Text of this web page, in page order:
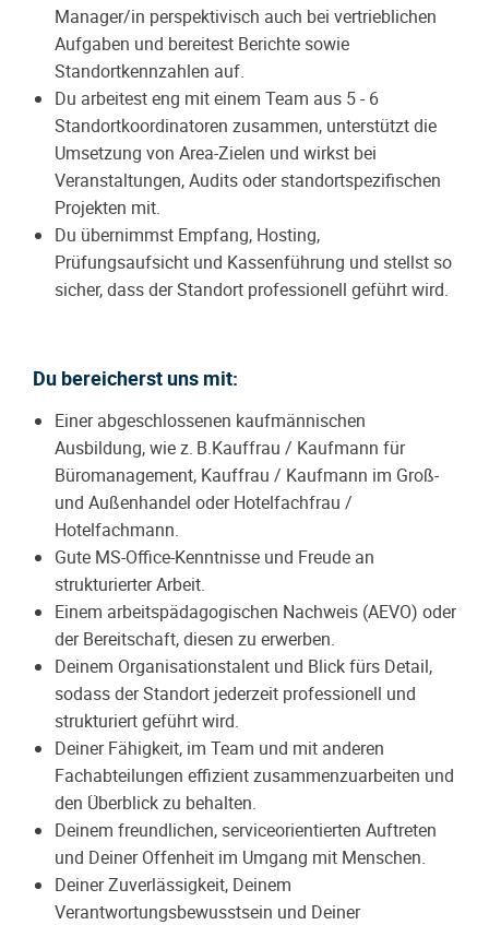
Manager/in perspektivisch auch bei vertrieblichen
Aufgaben und bereitest Berichte sowie
Standortkennzahlen auf.
Du arbeitest eng mit einem Team aus 5 - 6
Standortkoordinatoren zusammen, unterstützt die
Umsetzung von Area-Zielen und wirkst bei
Veranstaltungen, Audits oder standortspezifischen
Projekten mit.
Du übernimmst Empfang, Hosting,
Prüfungsaufsicht und Kassenführung und stellst so
sicher, dass der Standort professionell geführt wird.
Du bereicherst uns mit:
Einer abgeschlossenen kaufmännischen
Ausbildung, wie z. B.Kauffrau / Kaufmann für
Büromanagement, Kauffrau / Kaufmann im Groß-
und Außenhandel oder Hotelfachfrau /
Hotelfachmann.
Gute MS-Office-Kenntnisse und Freude an
strukturierter Arbeit.
Einem arbeitspädagogischen Nachweis (AEVO) oder
der Bereitschaft, diesen zu erwerben.
Deinem Organisationstalent und Blick fürs Detail,
sodass der Standort jederzeit professionell und
strukturiert geführt wird.
Deiner Fähigkeit, im Team und mit anderen
Fachabteilungen effizient zusammenzuarbeiten und
den Überblick zu behalten.
Deinem freundlichen, serviceorientierten Auftreten
und Deiner Offenheit im Umgang mit Menschen.
Deiner Zuverlässigkeit, Deinem
Verantwortungsbewusstsein und Deiner